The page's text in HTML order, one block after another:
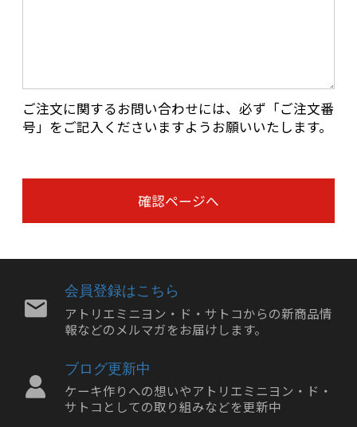
ご注文に関するお問い合わせには、必ず「ご注文番
号」をご記入くださいますようお願いいたします。
確認ページへ
会員登録はこちら
アトリエミニヨン・ド・サトコからの新商品情
報などのメルマガをお届けします。
ブログ更新中
ケーキ作りへの想いやアトリエミニヨン・ド・
サトコとしての取り組みなどを更新中